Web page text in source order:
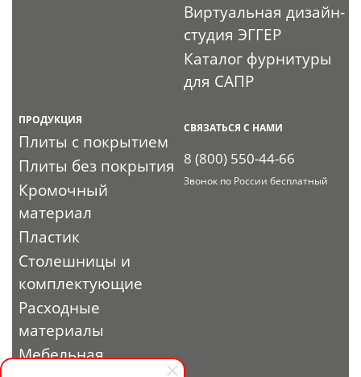
Виртуальная дизайн-
студия ЭГГЕР
Каталог фурнитуры
для САПР
ПРОДУКЦИЯ
Плиты с покрытием
Плиты без покрытия
Кромочный
материал
Пластик
Столешницы и
комплектующие
Расходные
материалы
Мебельная
СВЯЗАТЬСЯ С НАМИ
8 (800) 550-44-66
Звонок по России бесплатный